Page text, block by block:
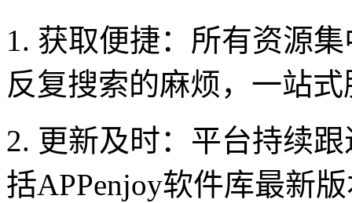
1. 获取便捷：所有资源
反复搜索的麻烦，一站
2. 更新及时：平台持续
括APPenjoy软件库最新